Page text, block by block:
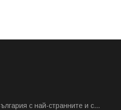
с най-странните и с...